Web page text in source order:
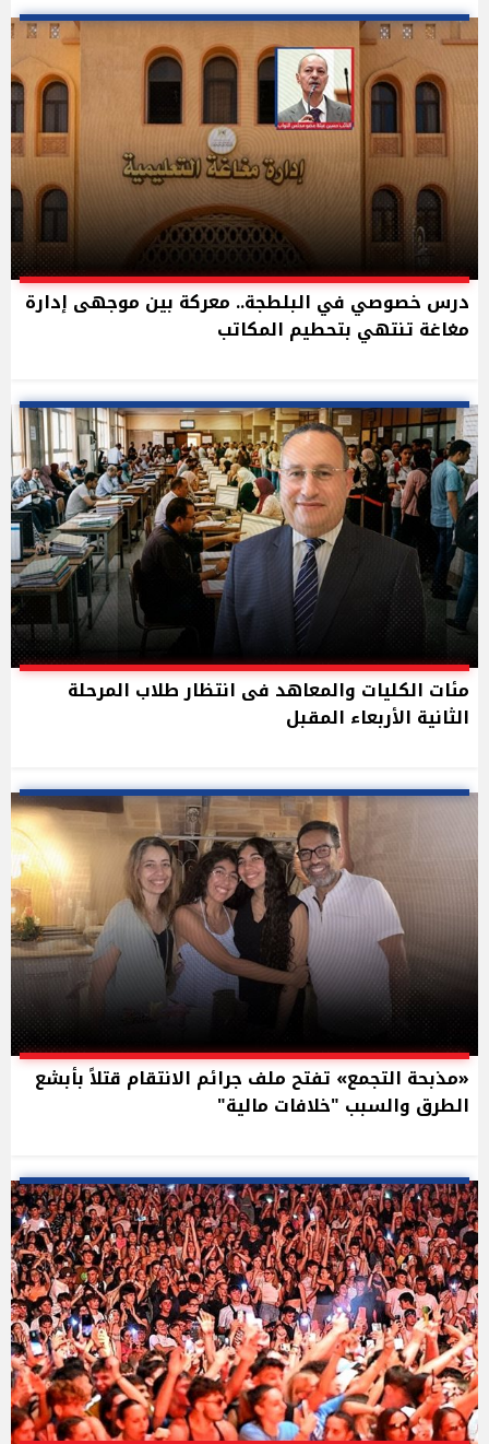
درس خصوصي في البلطجة.. معركة بين موجهى إدارة
مغاغة تنتهي بتحطيم المكاتب
مئات الكليات والمعاهد فى انتظار طلاب المرحلة
الثانية الأربعاء المقبل
«مذبحة التجمع» تفتح ملف جرائم الانتقام قتلاً بأبشع
الطرق والسبب "خلافات مالية"